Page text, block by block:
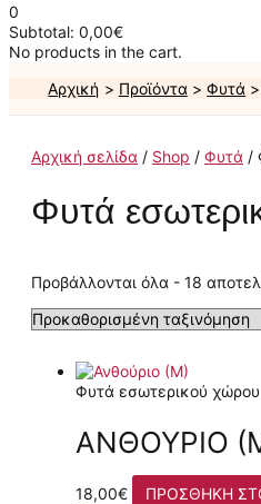
0
Subtotal: 0,00€
No products in the cart.
Αρχική
Προϊόντα Φυτά
Αρχική σελίδα / Shop / Φυτά /
Φυτά
Προβάλλονται όλα - 18
Φυτά εσωτερικού χώρου
ΑΝΘΟΎΡΙΟ
18,00€ ΠΡΟΣΘΉΚΗ